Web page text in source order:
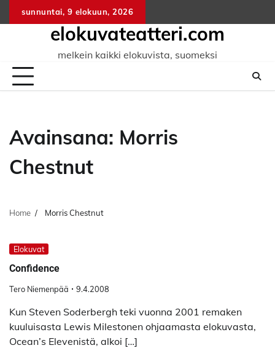
to
sunnuntai, 9 elokuun, 2026
elokuvateatteri.com
melkein kaikki elokuvista, suomeksi
Avainsana: Morris
Chestnut
Home Morris Chestnut
Elokuvat
Confidence
Tero Niemenpää 9.4.2008
Kun Steven Soderbergh teki vuonna 2001 remaken
kuuluisasta Lewis Milestonen ohjaamasta elokuvasta,
Ocean’s Elevenistä, alkoi […]